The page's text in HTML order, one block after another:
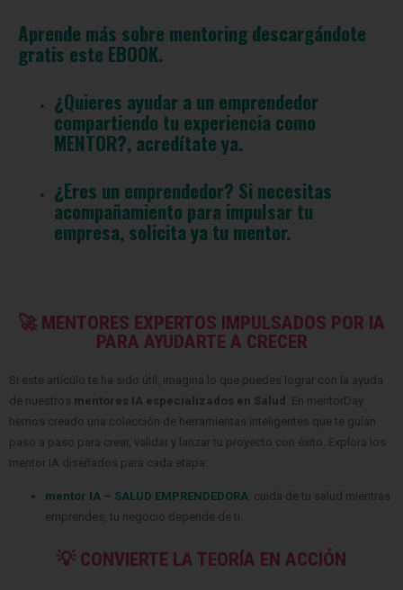
Aprende más sobre mentoring descargándote
gratis este EBOOK.
¿Quieres ayudar a un emprendedor
compartiendo tu experiencia como
MENTOR?, acredítate ya.
¿Eres un emprendedor? Si necesitas
acompañamiento para impulsar tu
empresa, solicita ya tu mentor.
🚀 MENTORES EXPERTOS IMPULSADOS POR IA
PARA AYUDARTE A CRECER
Si este artículo te ha sido útil, imagina lo que puedes lograr con la ayuda
de nuestros mentores IA especializados en Salud
. En mentorDay
hemos creado una colección de herramientas inteligentes que te guían
paso a paso para crear, validar y lanzar tu proyecto con éxito. Explora los
mentor IA diseñados para cada etapa:
mentor IA – SALUD EMPRENDEDORA : cuida de tu salud mientras
emprendes, tu negocio depende de ti.
💡 CONVIERTE LA TEORÍA EN ACCIÓN